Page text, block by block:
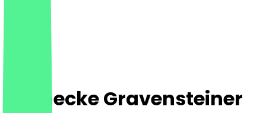
Steinecke Gravensteiner